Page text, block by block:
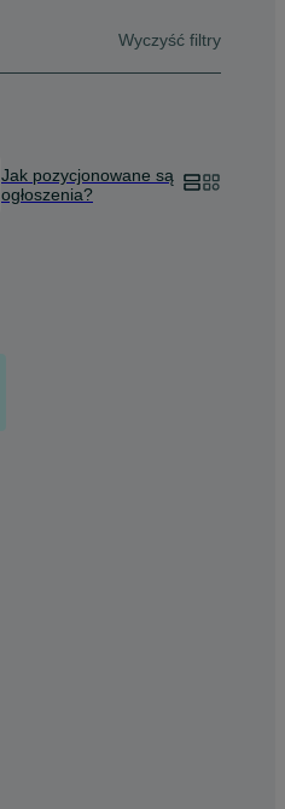
Wyczyść filtry
Jak pozycjonowane są
ogłoszenia?